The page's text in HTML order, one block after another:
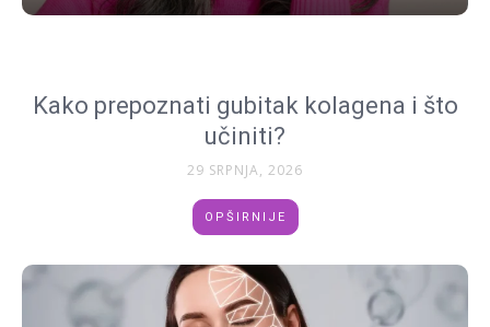
Kako prepoznati gubitak kolagena i što
učiniti?
29 SRPNJA, 2026
OPŠIRNIJE